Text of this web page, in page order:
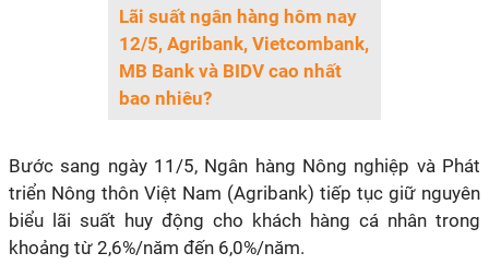
Lãi suất ngân hàng hôm nay
12/5, Agribank, Vietcombank,
MB Bank và BIDV cao nhất
bao nhiêu?
Bước sang ngày 11/5, Ngân hàng Nông nghiệp và Phát
triển Nông thôn Việt Nam (Agribank) tiếp tục giữ nguyên
biểu lãi suất huy động cho khách hàng cá nhân trong
khoảng từ 2,6%/năm đến 6,0%/năm.